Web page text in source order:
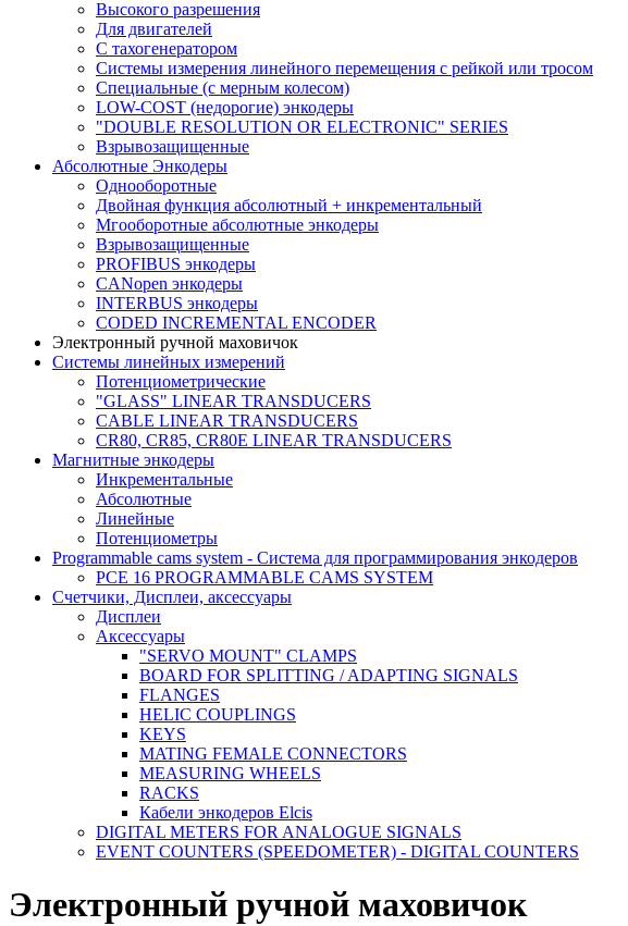
Высокого разрешения
Для двигателей
С тахогенератором
Системы измерения линейного перемещения с рейкой или тросом
Специальные (с мерным колесом)
LOW-COST (недорогие) энкодеры
"DOUBLE RESOLUTION OR ELECTRONIC" SERIES
Взрывозащищенные
Абсолютные Энкодеры
Однооборотные
Двойная функция абсолютный + инкрементальный
Мгооборотные абсолютные энкодеры
Взрывозащищенные
PROFIBUS энкодеры
CANopen энкодеры
INTERBUS энкодеры
CODED INCREMENTAL ENCODER
Электронный ручной маховичок
Системы линейных измерений
Потенциометрические
"GLASS" LINEAR TRANSDUCERS
CABLE LINEAR TRANSDUCERS
CR80, CR85, CR80E LINEAR TRANSDUCERS
Магнитные энкодеры
Инкрементальные
Абсолютные
Линейные
Потенциометры
Programmable cams system - Система для программирования энкодеров
PCE 16 PROGRAMMABLE CAMS SYSTEM
Счетчики, Дисплеи, аксессуары
Дисплеи
Аксессуары
"SERVO MOUNT" CLAMPS
BOARD FOR SPLITTING / ADAPTING SIGNALS
FLANGES
HELIC COUPLINGS
KEYS
MATING FEMALE CONNECTORS
MEASURING WHEELS
RACKS
Кабели энкодеров Elcis
DIGITAL METERS FOR ANALOGUE SIGNALS
EVENT COUNTERS (SPEEDOMETER) - DIGITAL COUNTERS
Электронный ручной маховичок